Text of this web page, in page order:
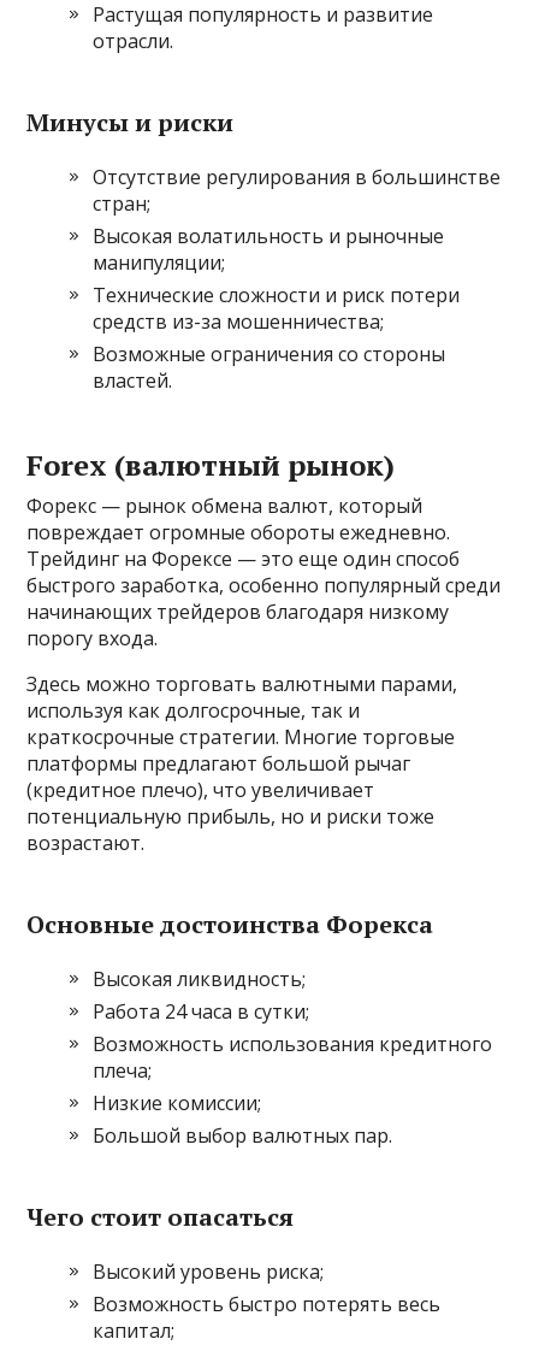
Растущая популярность и развитие
отрасли.
Минусы и риски
Отсутствие регулирования в большинстве
стран;
Высокая волатильность и рыночные
манипуляции;
Технические сложности и риск потери
средств из-за мошенничества;
Возможные ограничения со стороны
властей.
Forex (валютный рынок)
Форекс — рынок обмена валют, который
повреждает огромные обороты ежедневно.
Трейдинг на Форексе — это еще один способ
быстрого заработка, особенно популярный среди
начинающих трейдеров благодаря низкому
порогу входа.
Здесь можно торговать валютными парами,
используя как долгосрочные, так и
краткосрочные стратегии. Многие торговые
платформы предлагают большой рычаг
(кредитное плечо), что увеличивает
потенциальную прибыль, но и риски тоже
возрастают.
Основные достоинства Форекса
Высокая ликвидность;
Работа 24 часа в сутки;
Возможность использования кредитного
плеча;
Низкие комиссии;
Большой выбор валютных пар.
Чего стоит опасаться
Высокий уровень риска;
Возможность быстро потерять весь
капитал;